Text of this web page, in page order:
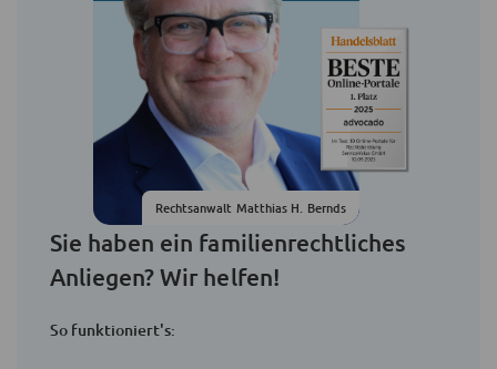
Rechtsanwalt Matthias H. Bernds
Sie haben ein familienrechtliches
Anliegen? Wir helfen!
So funktioniert's: